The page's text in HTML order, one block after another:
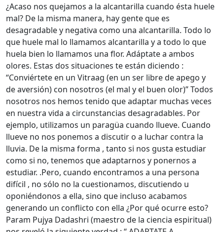
¿Acaso nos quejamos a la alcantarilla cuando ésta huele
mal? De la misma manera, hay gente que es
desagradable y negativa como una alcantarilla. Todo lo
que huele mal lo llamamos alcantarilla y a todo lo que
huela bien lo llamamos una flor. Adáptate a ambos
olores. Estas dos situaciones te están diciendo :
“Conviértete en un Vitraag (en un ser libre de apego y
de aversión) con nosotros (el mal y el buen olor)” Todos
nosotros nos hemos tenido que adaptar muchas veces
en nuestra vida a circunstancias desagradables. Por
ejemplo, utilizamos un paragüa cuando llueve. Cuando
llueve no nos ponemos a discutir o a luchar contra la
lluvia. De la misma forma , tanto si nos gusta estudiar
como si no, tenemos que adaptarnos y ponernos a
estudiar. .Pero, cuando encontramos a una persona
difícil , no sólo no la cuestionamos, discutiendo u
oponiéndonos a ella, sino que incluso acabamos
generando un conflicto con ella ¿Por qué ocurre esto?
Param Pujya Dadashri (maestro de la ciencia espiritual)